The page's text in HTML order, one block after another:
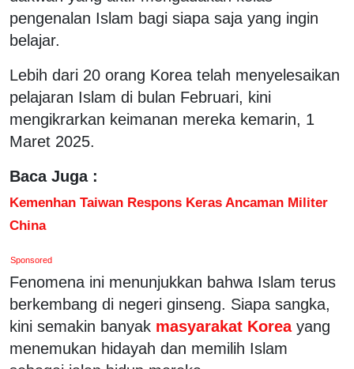
pengenalan Islam bagi siapa saja yang ingin
belajar.
Lebih dari 20 orang Korea telah menyelesaikan
pelajaran Islam di bulan Februari, kini
mengikrarkan keimanan mereka kemarin, 1
Maret 2025.
Baca Juga :
Kemenhan Taiwan Respons Keras Ancaman Militer
China
Sponsored
Fenomena ini menunjukkan bahwa Islam terus
berkembang di negeri ginseng. Siapa sangka,
kini semakin banyak masyarakat Korea yang
menemukan hidayah dan memilih Islam